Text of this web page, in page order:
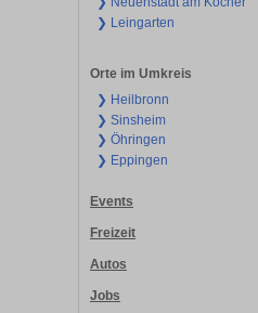
❯ Leingarten
Orte im Umkreis
❯ Heilbronn
❯ Sinsheim
❯ Öhringen
❯ Eppingen
Events
Freizeit
Autos
Jobs